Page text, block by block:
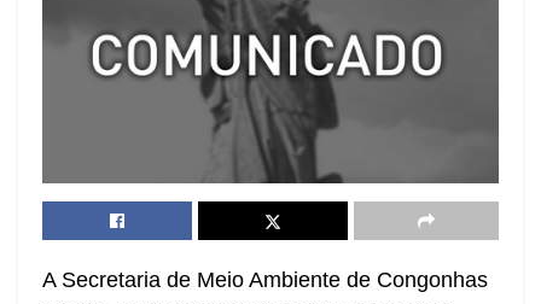
A Secretaria de Meio Ambiente de Congonhas